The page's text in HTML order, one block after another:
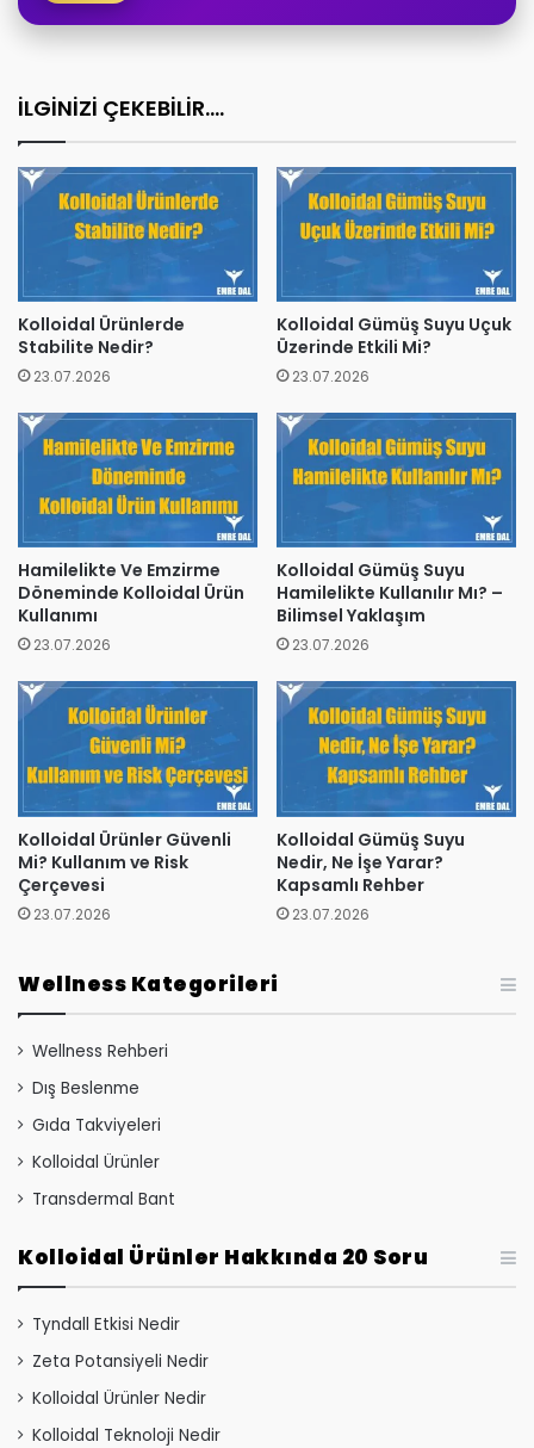
İLGİNİZİ ÇEKEBİLİR....
Kolloidal Ürünlerde
Stabilite Nedir?
23.07.2026
Kolloidal Gümüş Suyu Uçuk
Üzerinde Etkili Mi?
23.07.2026
Hamilelikte Ve Emzirme
Döneminde Kolloidal Ürün
Kullanımı
23.07.2026
Kolloidal Gümüş Suyu
Hamilelikte Kullanılır Mı? –
Bilimsel Yaklaşım
23.07.2026
Kolloidal Ürünler Güvenli
Mi? Kullanım ve Risk
Çerçevesi
23.07.2026
Kolloidal Gümüş Suyu
Nedir, Ne İşe Yarar?
Kapsamlı Rehber
23.07.2026
Wellness Kategorileri
Wellness Rehberi
Dış Beslenme
Gıda Takviyeleri
Kolloidal Ürünler
Transdermal Bant
Kolloidal Ürünler Hakkında 20 Soru
Tyndall Etkisi Nedir
Zeta Potansiyeli Nedir
Kolloidal Ürünler Nedir
Kolloidal Teknoloji Nedir